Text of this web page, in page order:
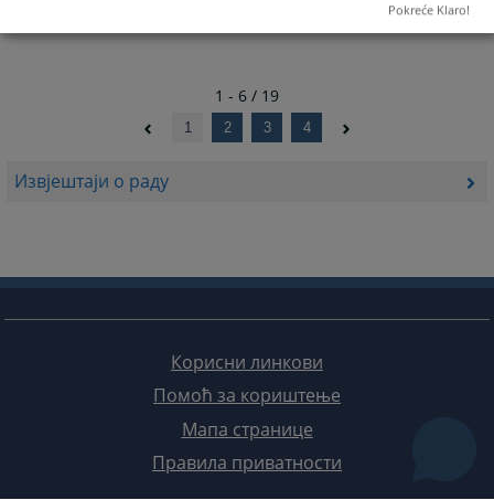
Извјештаји о раду
1 - 6 / 19
1 2 3 4
Корисни линкови
Помоћ за кориштење
Мапа странице
Правила приватности
Pokreće Klaro!